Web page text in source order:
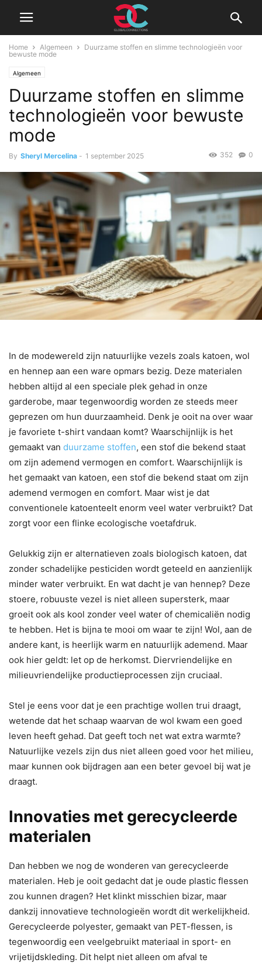
Home Algemeen
Duurzame stoffen en slimme technologieën voor
bewuste mode
Algemeen
Duurzame stoffen en slimme
technologieën voor bewuste
mode
By Sheryl Mercelina - 1 september 2025 0
352
In de modewereld zijn natuurlijke vezels zoals katoen, wol
en hennep aan een ware opmars bezig. Deze materialen
hebben altijd al een speciale plek gehad in onze
garderobe, maar tegenwoordig worden ze steeds meer
geprezen om hun duurzaamheid. Denk je ooit na over waar
je favoriete t-shirt vandaan komt? Waarschijnlijk is het
gemaakt van duurzame stoffen, een stof die bekend staat
om zijn ademend vermogen en comfort. Waarschijnlijk is
het gemaakt van katoen, een stof die bekend staat om zijn
ademend vermogen en comfort. Maar wist je dat
conventionele katoenteelt enorm veel water verbruikt? Dat
zorgt voor een flinke ecologische voetafdruk.
Gelukkig zijn er alternatieven zoals biologisch katoen, dat
zonder schadelijke pesticiden wordt geteeld en aanzienlijk
minder water verbruikt. En wat dacht je van hennep? Deze
stoere, robuuste vezel is niet alleen supersterk, maar
groeit ook als kool zonder veel water of chemicaliën nodig
te hebben. Het is bijna te mooi om waar te zijn! Wol, aan de
andere kant, is heerlijk warm en natuurlijk ademend. Maar
ook hier geldt: let op de herkomst. Diervriendelijke en
milieuvriendelijke productieprocessen zijn cruciaal.
Stel je eens voor dat je een prachtige wollen trui draagt,
wetende dat het schaap waarvan de wol kwam een goed
leven heeft gehad. Dat geeft toch net wat extra warmte?
Natuurlijke vezels zijn dus niet alleen goed voor het milieu,
maar kunnen ook bijdragen aan een beter gevoel bij wat je
draagt.
Innovaties met gerecycleerde
materialen
Dan hebben we nog de wonderen van gerecycleerde
materialen. Heb je ooit gedacht dat je oude plastic flessen
zou kunnen dragen? Het klinkt misschien bizar, maar
dankzij innovatieve technologieën wordt dit werkelijkheid.
Gerecycleerde polyester, gemaakt van PET-flessen, is
tegenwoordig een veelgebruikt materiaal in sport- en
vrijetijdskleding. Dit helpt niet alleen om afval te